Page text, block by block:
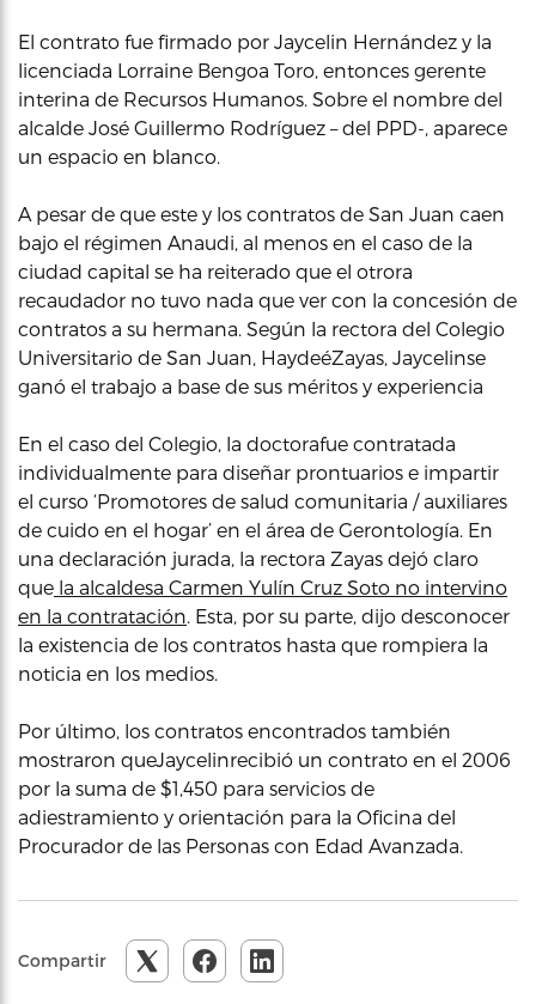
El contrato fue firmado por Jaycelin Hernández y la
licenciada Lorraine Bengoa Toro, entonces gerente
interina de Recursos Humanos. Sobre el nombre del
alcalde José Guillermo Rodríguez – del PPD-, aparece
un espacio en blanco.
A pesar de que este y los contratos de San Juan caen
bajo el régimen Anaudi, al menos en el caso de la
ciudad capital se ha reiterado que el otrora
recaudador no tuvo nada que ver con la concesión de
contratos a su hermana. Según la rectora del Colegio
Universitario de San Juan, HaydeéZayas, Jaycelinse
ganó el trabajo a base de sus méritos y experiencia
En el caso del Colegio, la doctorafue contratada
individualmente para diseñar prontuarios e impartir
el curso ‘Promotores de salud comunitaria / auxiliares
de cuido en el hogar’ en el área de Gerontología. En
una declaración jurada, la rectora Zayas dejó claro
que la alcaldesa Carmen Yulín Cruz Soto no intervino
en la contratación . Esta, por su parte, dijo desconocer
la existencia de los contratos hasta que rompiera la
noticia en los medios.
Por último, los contratos encontrados también
mostraron queJaycelinrecibió un contrato en el 2006
por la suma de $1,450 para servicios de
adiestramiento y orientación para la Oficina del
Procurador de las Personas con Edad Avanzada.
Compartir